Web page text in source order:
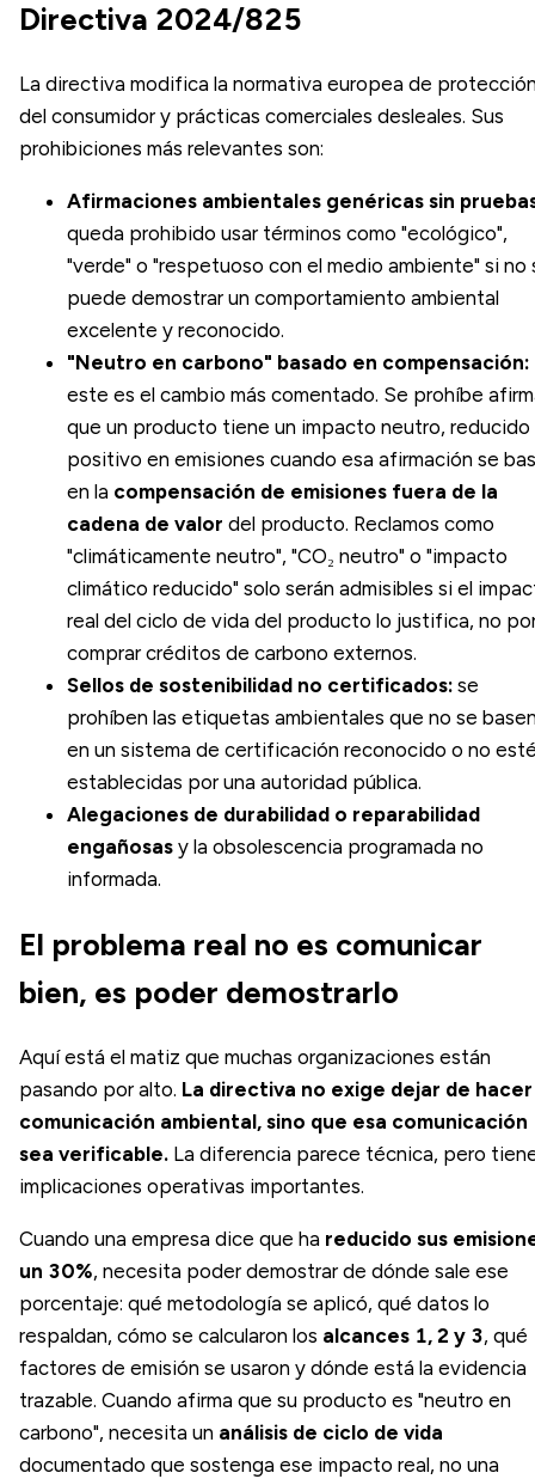
Directiva 2024/825
La directiva modifica la normativa europea de
del consumidor y prácticas comerciales desleales. Sus
prohibiciones más relevantes son:
Afirmaciones ambientales genéricas sin
queda prohibido usar términos como "ecológico",
"verde" o "respetuoso con el medio ambiente" si no
puede demostrar un comportamiento ambiental
excelente y reconocido.
"Neutro en carbono" basado en compensación:
este es el cambio más comentado. Se prohíbe
que un producto tiene un impacto neutro, reducido
positivo en emisiones cuando esa afirmación se
en la compensación de emisiones fuera de la
cadena de valor del producto. Reclamos como
"climáticamente neutro", "CO₂ neutro" o "impacto
climático reducido" solo serán admisibles si el
real del ciclo de vida del producto lo justifica, no
comprar créditos de carbono externos.
Sellos de sostenibilidad no certificados: se
prohíben las etiquetas ambientales que no se
en un sistema de certificación reconocido o no
establecidas por una autoridad pública.
Alegaciones de durabilidad o reparabilidad
engañosas y la obsolescencia programada no
informada.
El problema real no es comunicar
bien, es poder demostrarlo
Aquí está el matiz que muchas organizaciones están
pasando por alto. La directiva no exige dejar de hacer
comunicación ambiental, sino que esa comunicación
sea verificable. La diferencia parece técnica, pero
implicaciones operativas importantes.
Cuando una empresa dice que ha reducido sus
un 30%, necesita poder demostrar de dónde sale ese
porcentaje: qué metodología se aplicó, qué datos lo
respaldan, cómo se calcularon los alcances 1, 2 y 3, qué
factores de emisión se usaron y dónde está la evidencia
trazable. Cuando afirma que su producto es "neutro en
carbono", necesita un análisis de ciclo de vida
documentado que sostenga ese impacto real, no una